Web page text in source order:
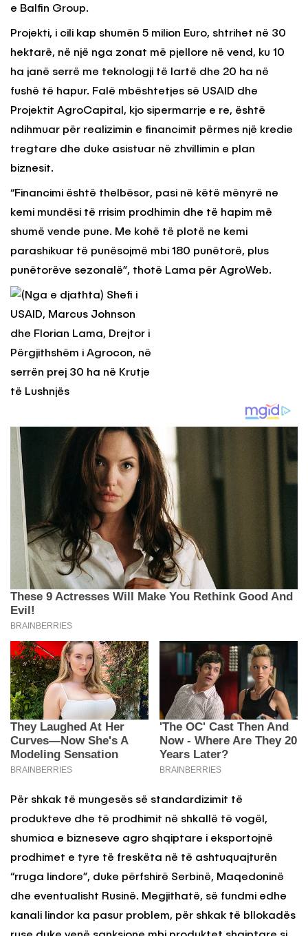
e Balfin Group.
Projekti, i cili kap shumën 5 milion Euro, shtrihet në 30
hektarë, në një nga zonat më pjellore në vend, ku 10
ha janë serrë me teknologji të lartë dhe 20 ha në
fushë të hapur. Falë mbështetjes së USAID dhe
Projektit AgroCapital, kjo sipermarrje e re, është
ndihmuar për realizimin e financimit përmes një kredie
tregtare dhe duke asistuar në zhvillimin e plan
biznesit.
“Financimi është thelbësor, pasi në këtë mënyrë ne
kemi mundësi të rrisim prodhimin dhe të hapim më
shumë vende pune. Me kohë të plotë ne kemi
parashikuar të punësojmë mbi 180 punëtorë, plus
punëtorëve sezonalë”, thotë Lama për AgroWeb.
Për shkak të mungesës së standardizimit të
produkteve dhe të prodhimit në shkallë të vogël,
shumica e bizneseve agro shqiptare i eksportojnë
prodhimet e tyre të freskëta në të ashtuquajturën
“rruga lindore”, duke përfshirë Serbinë, Maqedoninë
dhe eventualisht Rusinë. Megjithatë, së fundmi edhe
kanali lindor ka pasur problem, për shkak të bllokadës